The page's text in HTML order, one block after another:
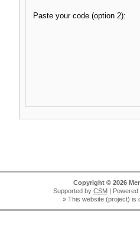
Paste your code (option 2):
Copyright © 2026
Supported by CSM|
» This website (project) is